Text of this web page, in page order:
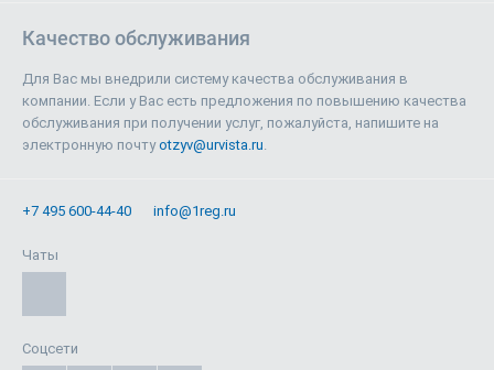
Качество обслуживания
Для Вас мы внедрили систему качества обслуживания в
компании. Если у Вас есть предложения по повышению качества
обслуживания при получении услуг, пожалуйста, напишите на
электронную почтуotzyv@urvista.ru.
+7 495 600-44-40 info@1reg.ru
Чаты
Соцсети